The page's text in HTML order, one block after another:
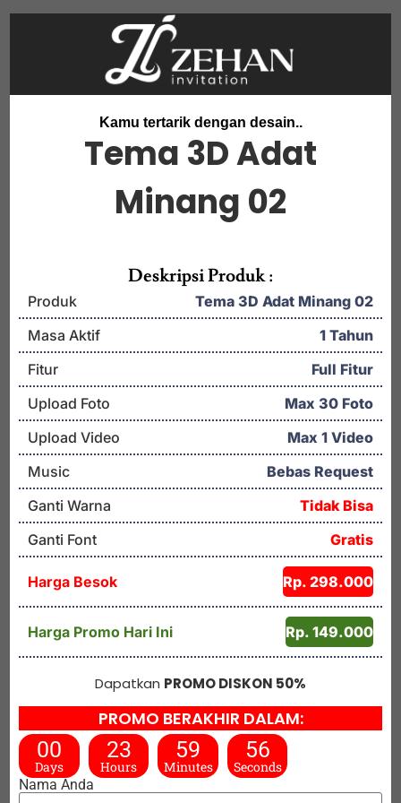
Kamu tertarik dengan desain..
Tema 3D Adat
Minang 02
Deskripsi Produk :
Produk
Tema 3D Adat Minang 02
Masa Aktif
1 Tahun
Fitur
Full Fitur
Upload Foto
Max 30 Foto
Upload Video
Max 1 Video
Music
Bebas Request
Ganti Warna
Tidak Bisa
Ganti Font
Gratis
Harga Besok Rp. 298.000
Harga Promo Hari Ini Rp. 149.000
Dapatkan PROMO DISKON 50%
PROMO BERAKHIR DALAM:
00
Days
23
Hours
59
Minutes
56
Seconds
Nama Anda